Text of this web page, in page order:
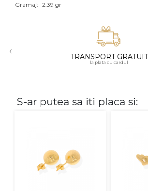
18K
Gramaj: 2.39 gr
‹ TRANSPORT GRATUIT
la plata cu cardul
S-ar putea sa iti placa si: